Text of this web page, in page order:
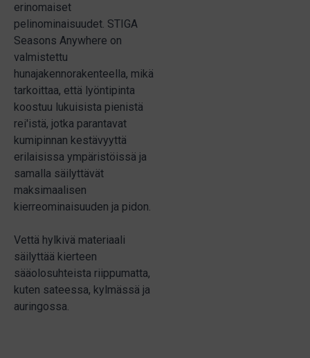
erinomaiset
pelinominaisuudet. STIGA
Seasons Anywhere on
valmistettu
hunajakennorakenteella, mikä
tarkoittaa, että lyöntipinta
koostuu lukuisista pienistä
rei'istä, jotka parantavat
kumipinnan kestävyyttä
erilaisissa ympäristöissä ja
samalla säilyttävät
maksimaalisen
kierreominaisuuden ja pidon.
Vettä hylkivä materiaali
säilyttää kierteen
sääolosuhteista riippumatta,
kuten sateessa, kylmässä ja
auringossa.